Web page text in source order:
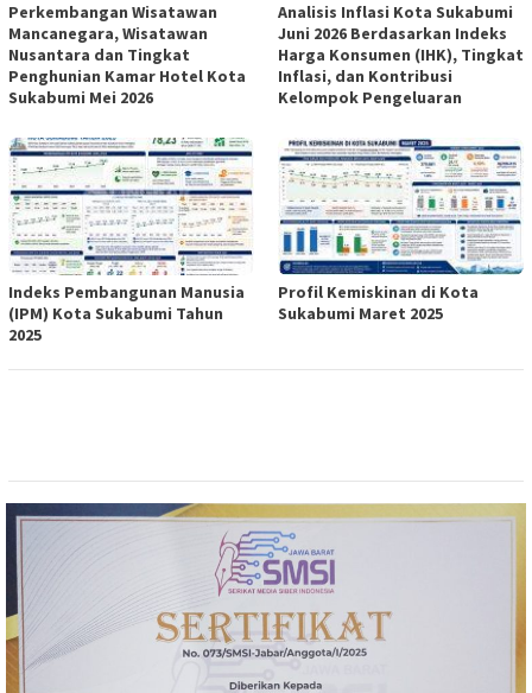
Perkembangan Wisatawan
Mancanegara, Wisatawan
Nusantara dan Tingkat
Penghunian Kamar Hotel Kota
Sukabumi Mei 2026
Analisis Inflasi Kota Sukabumi
Juni 2026 Berdasarkan Indeks
Harga Konsumen (IHK), Tingkat
Inflasi, dan Kontribusi
Kelompok Pengeluaran
Indeks Pembangunan Manusia
(IPM) Kota Sukabumi Tahun
2025
Profil Kemiskinan di Kota
Sukabumi Maret 2025